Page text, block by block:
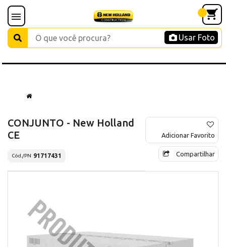
Usar Foto
CONJUNTO - New Holland
CE
Cód./PN 91717431
Adicionar Favorito
Compartilhar